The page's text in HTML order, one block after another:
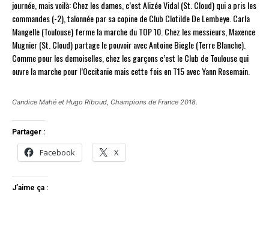
journée, mais voilà: Chez les dames, c’est Alizée Vidal (St. Cloud) qui a pris les
commandes (-2), talonnée par sa copine de Club Clotilde De Lembeye. Carla
Mangelle (Toulouse) ferme la marche du TOP 10. Chez les messieurs, Maxence
Mugnier (St. Cloud) partage le pouvoir avec Antoine Biegle (Terre Blanche).
Comme pour les demoiselles, chez les garçons c’est le Club de Toulouse qui
ouvre la marche pour l’Occitanie mais cette fois en T15 avec Yann Rosemain.
Candice Mahé et Hugo Riboud, Champions de France 2018.
Partager :
Facebook X
J’aime ça :